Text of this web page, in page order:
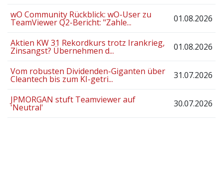
wO Community Rückblick: wO-User zu
TeamViewer Q2-Bericht: "Zahle... 01.08.2026
Aktien KW 31 Rekordkurs trotz Irankrieg,
Zinsangst? Übernehmen d... 01.08.2026
Vom robusten Dividenden-Giganten über
Cleantech bis zum KI-getri... 31.07.2026
JPMORGAN stuft Teamviewer auf
'Neutral' 30.07.2026